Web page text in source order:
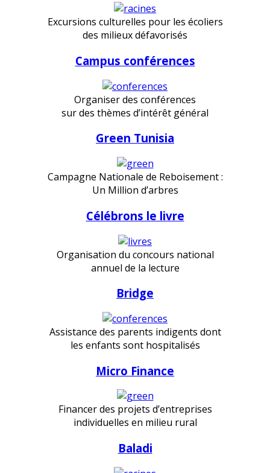
Excursions culturelles pour les écoliers
des milieux défavorisés
Campus conférences
Organiser des conférences
sur des thèmes d’intérêt général
Green Tunisia
Campagne Nationale de Reboisement :
Un Million d’arbres
Célébrons le livre
Organisation du concours national
annuel de la lecture
Bridge
Assistance des parents indigents dont
les enfants sont hospitalisés
Micro Finance
Financer des projets d’entreprises
individuelles en milieu rural
Baladi